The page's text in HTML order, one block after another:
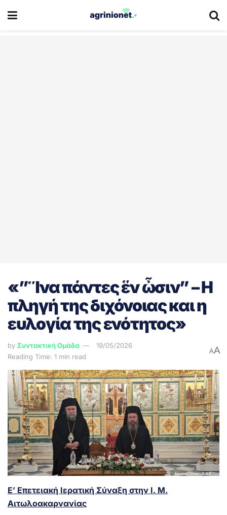
«”Ἵνα πάντες ἕν ὦσιν” – Η
πληγή της διχόνοιας και η
ευλογία της ενότητος»
by Συντακτική Ομάδα
19/05/2026
Reading Time: 1 min read
AA
Ε’ Επετειακή Ιερατική Σύναξη στην Ι. Μ.
Αιτωλοακαρνανίας